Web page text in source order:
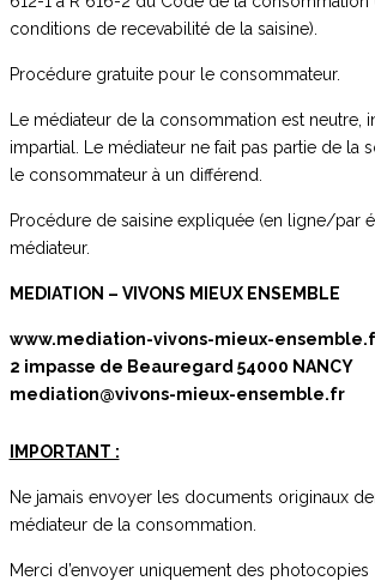
conditions de recevabilité de la saisine).
Procédure gratuite pour le consommateur.
Le médiateur de la consommation est neutre,
impartial. Le médiateur ne fait pas partie de la
le consommateur à un différend.
Procédure de saisine expliquée (en ligne/par
médiateur.
MEDIATION – VIVONS MIEUX ENSEMBLE
www.mediation-vivons-mieux-
2 impasse de Beauregard 54000 NANCY
mediation@vivons-mieux-ensemble.fr
IMPORTANT :
Ne jamais envoyer les documents originaux
médiateur de la consommation.
Merci d’envoyer uniquement des photocopies